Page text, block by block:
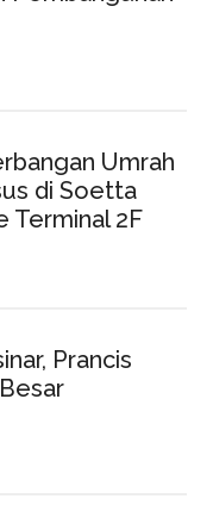
Umrah
di Soetta
Terminal 2F
Prancis